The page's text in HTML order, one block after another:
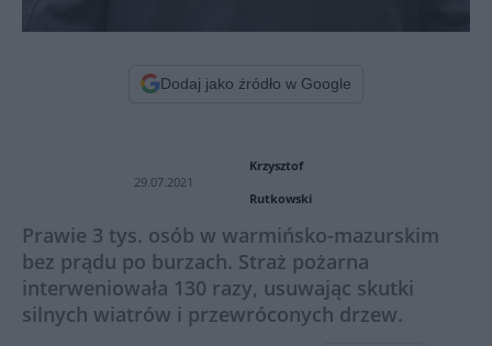
Dodaj jako źródło w Google
29.07.2021
Krzysztof
Rutkowski
Prawie 3 tys. osób w warmińsko-mazurskim
bez prądu po burzach. Straż pożarna
interweniowała 130 razy, usuwając skutki
silnych wiatrów i przewróconych drzew.